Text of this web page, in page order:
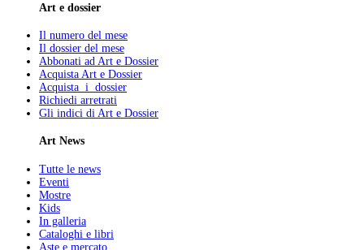
Art e dossier
Il numero del mese
Il dossier del mese
Abbonati ad Art e Dossier
Acquista Art e Dossier
Acquista i dossier
Richiedi arretrati
Gli indici di Art e Dossier
Art News
Tutte le news
Eventi
Mostre
Kids
In galleria
Cataloghi e libri
Aste e mercato